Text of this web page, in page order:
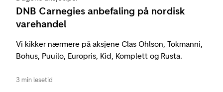
DNB Carnegies anbefaling på nordisk
varehandel
Vi kikker nærmere på aksjene Clas Ohlson, Tokmanni,
Bohus, Puuilo, Europris, Kid, Komplett og Rusta.
3 min lesetid